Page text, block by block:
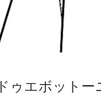
ドゥエボット